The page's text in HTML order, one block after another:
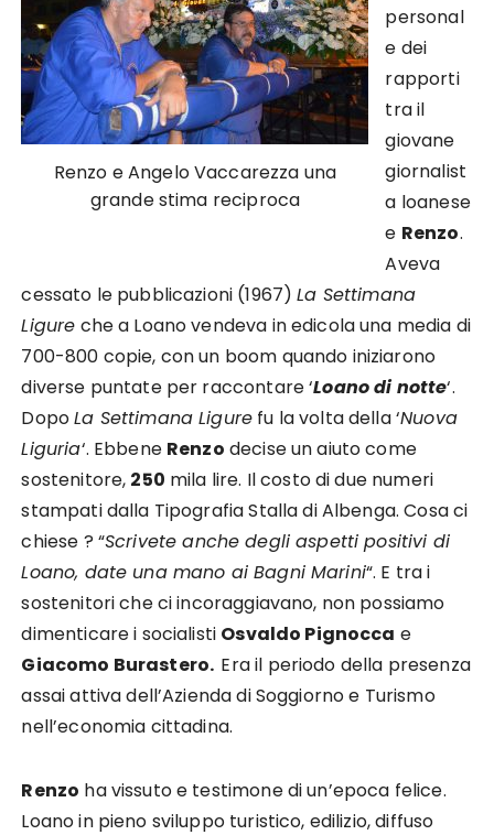
Renzo e Angelo Vaccarezza una
grande stima reciproca
personal
e dei
rapporti
tra il
giovane
giornalist
a loanese
e Renzo.
Aveva
cessato le pubblicazioni (1967)La Settimana
Ligure che a Loano vendeva in edicola una media di
700-800 copie, con un boom quando iniziarono
diverse puntate per raccontare ‘Loano di notte‘.
DopoLa Settimana Ligure fu la volta della ‘Nuova
Liguria‘. Ebbene Renzo decise un aiuto come
sostenitore, 250 mila lire. Il costo di due numeri
stampati dalla Tipografia Stalla di Albenga. Cosa ci
chiese ? “Scrivete anche degli aspetti positivi di
Loano, date una mano ai Bagni Marini“. E tra i
sostenitori che ci incoraggiavano, non possiamo
dimenticare i socialisti Osvaldo Pignocca e
Giacomo Burastero. Era il periodo della presenza
assai attiva dell’Azienda di Soggiorno e Turismo
nell’economia cittadina.
Renzo ha vissuto e testimone di un’epoca felice.
Loano in pieno sviluppo turistico, edilizio, diffuso